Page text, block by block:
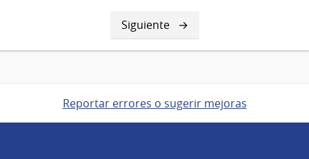
Siguiente
página
Siguiente
Reportar errores o sugerir mejoras